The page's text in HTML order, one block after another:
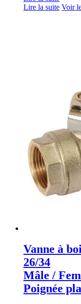
Lire la suite Voir
Vanne à
26/34
Mâle /
Poignée